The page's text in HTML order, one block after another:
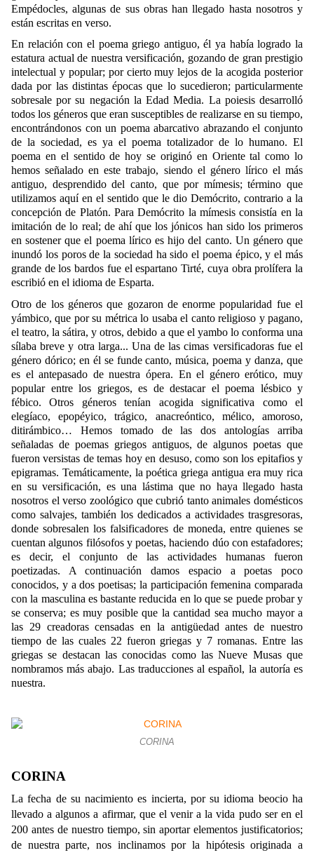
Empédocles, algunas de sus obras han llegado hasta nosotros y
están escritas en verso.
En relación con el poema griego antiguo, él ya había logrado la
estatura actual de nuestra versificación, gozando de gran prestigio
intelectual y popular; por cierto muy lejos de la acogida posterior
dada por las distintas épocas que lo sucedieron; particularmente
sobresale por su negación la Edad Media. La poiesis desarrolló
todos los géneros que eran susceptibles de realizarse en su tiempo,
encontrándonos con un poema abarcativo abrazando el conjunto
de la sociedad, es ya el poema totalizador de lo humano. El
poema en el sentido de hoy se originó en Oriente tal como lo
hemos señalado en este trabajo, siendo el género lírico el más
antiguo, desprendido del canto, que por mímesis; término que
utilizamos aquí en el sentido que le dio Demócrito, contrario a la
concepción de Platón. Para Demócrito la mímesis consistía en la
imitación de lo real; de ahí que los jónicos han sido los primeros
en sostener que el poema lírico es hijo del canto. Un género que
inundó los poros de la sociedad ha sido el poema épico, y el más
grande de los bardos fue el espartano Tirté, cuya obra prolífera la
escribió en el idioma de Esparta.
Otro de los géneros que gozaron de enorme popularidad fue el
yámbico, que por su métrica lo usaba el canto religioso y pagano,
el teatro, la sátira, y otros, debido a que el yambo lo conforma una
sílaba breve y otra larga... Una de las cimas versificadoras fue el
género dórico; en él se funde canto, música, poema y danza, que
es el antepasado de nuestra ópera. En el género erótico, muy
popular entre los griegos, es de destacar el poema lésbico y
fébico. Otros géneros tenían acogida significativa como el
elegíaco, epopéyico, trágico, anacreóntico, mélico, amoroso,
ditirámbico… Hemos tomado de las dos antologías arriba
señaladas de poemas griegos antiguos, de algunos poetas que
fueron versistas de temas hoy en desuso, como son los epitafios y
epigramas. Temáticamente, la poética griega antigua era muy rica
en su versificación, es una lástima que no haya llegado hasta
nosotros el verso zoológico que cubrió tanto animales domésticos
como salvajes, también los dedicados a actividades trasgresoras,
donde sobresalen los falsificadores de moneda, entre quienes se
cuentan algunos filósofos y poetas, haciendo dúo con estafadores;
es decir, el conjunto de las actividades humanas fueron
poetizadas. A continuación damos espacio a poetas poco
conocidos, y a dos poetisas; la participación femenina comparada
con la masculina es bastante reducida en lo que se puede probar y
se conserva; es muy posible que la cantidad sea mucho mayor a
las 29 creadoras censadas en la antigüedad antes de nuestro
tiempo de las cuales 22 fueron griegas y 7 romanas. Entre las
griegas se destacan las conocidas como las Nueve Musas que
nombramos más abajo. Las traducciones al español, la autoría es
nuestra.
CORINA
CORINA
La fecha de su nacimiento es incierta, por su idioma beocio ha
llevado a algunos a afirmar, que el venir a la vida pudo ser en el
200 antes de nuestro tiempo, sin aportar elementos justificatorios;
de nuestra parte, nos inclinamos por la hipótesis originada a